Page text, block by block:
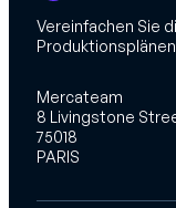
Vereinfachen Sie
Produktionsplänen
Mercateam
8 Livingstone
75018
PARIS